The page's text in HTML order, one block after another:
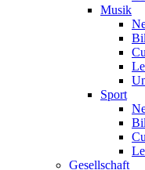
Musik
Sport
Gesellschaft